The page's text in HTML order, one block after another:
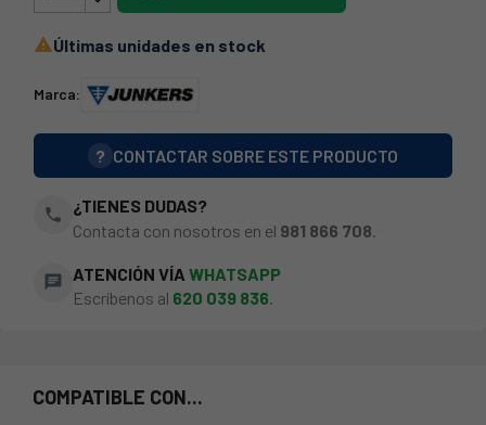
Últimas unidades en stock
Marca:
? CONTACTAR SOBRE ESTE PRODUCTO
phone
¿TIENES DUDAS?
Contacta con nosotros en el 981 866 708
chat ATENCIÓN VÍA WHATSAPP
Escríbenos al 620 039 836.
COMPATIBLE CON...